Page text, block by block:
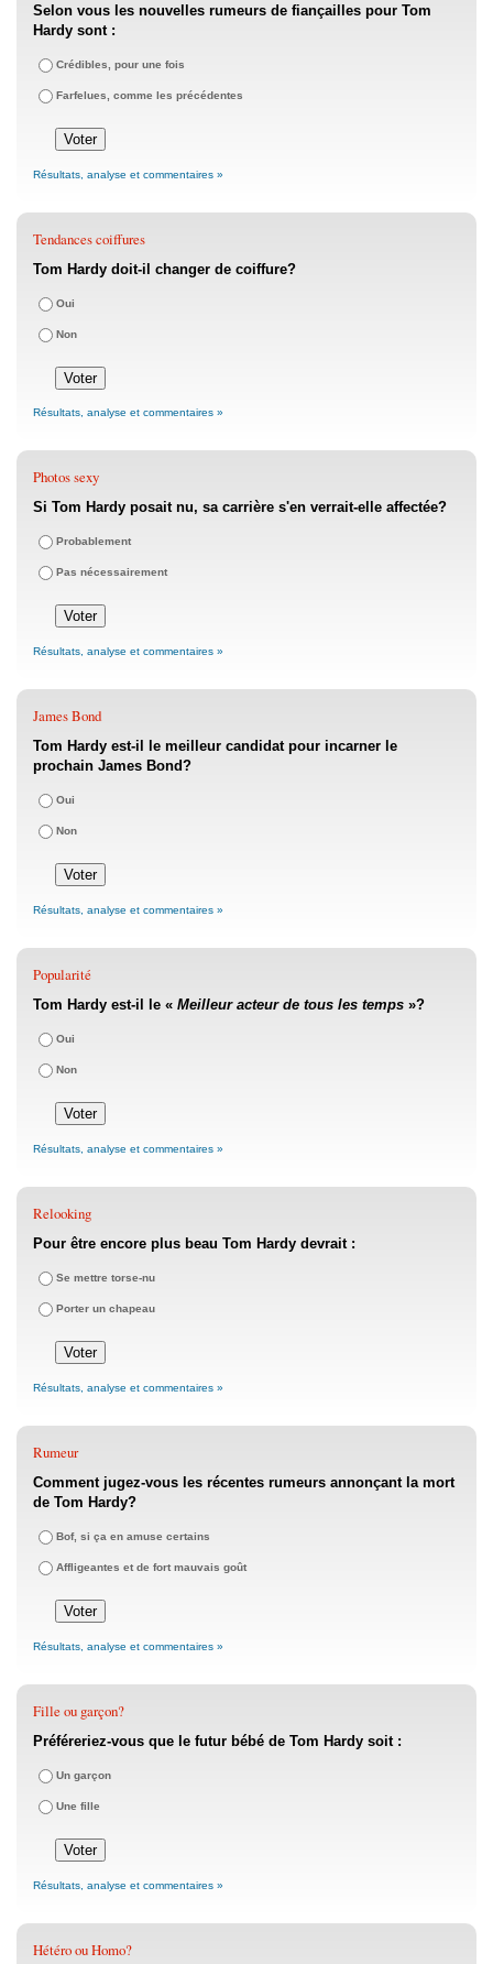
Selon vous les nouvelles rumeurs de fiançailles pour Tom
Hardy sont :
Crédibles, pour une fois
Farfelues, comme les précédentes
Résultats, analyse et commentaires »
Tendances coiffures
Tom Hardy doit-il changer de coiffure?
Oui
Non
Résultats, analyse et commentaires »
Photos sexy
Si Tom Hardy posait nu, sa carrière s'en verrait-elle affectée?
Probablement
Pas nécessairement
Résultats, analyse et commentaires »
James Bond
Tom Hardy est-il le meilleur candidat pour incarner le
prochain James Bond?
Oui
Non
Résultats, analyse et commentaires »
Popularité
Tom Hardy est-il le « Meilleur acteur de tous les temps »?
Oui
Non
Résultats, analyse et commentaires »
Relooking
Pour être encore plus beau Tom Hardy devrait :
Se mettre torse-nu
Porter un chapeau
Résultats, analyse et commentaires »
Rumeur
Comment jugez-vous les récentes rumeurs annonçant la mort
de Tom Hardy?
Bof, si ça en amuse certains
Affligeantes et de fort mauvais goût
Résultats, analyse et commentaires »
Fille ou garçon?
Préféreriez-vous que le futur bébé de Tom Hardy soit :
Un garçon
Une fille
Résultats, analyse et commentaires »
Hétéro ou Homo?